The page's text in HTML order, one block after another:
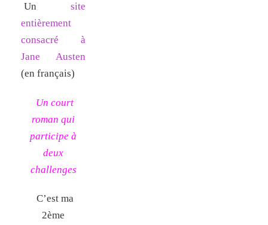
Un site
entièrement
consacré à
Jane Austen
(en français)
Un court
roman qui
participe à
deux
challenges
C’est ma
2ème